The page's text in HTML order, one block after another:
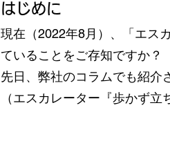
はじめに
現在（2022年8月）、「エス
ていることをご存知ですか？
先日、弊社のコラムでも紹介
（エスカレーター『歩かず